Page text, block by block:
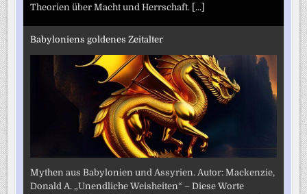
Theorien über Macht und Herrschaft. [...]
Babyloniens goldenes Zeitalter
Mythen aus Babylonien und Assyrien. Autor: Mackenzie,
Donald A. „Unendliche Weisheiten“ – Diese Worte